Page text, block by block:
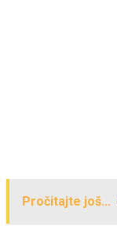
Pročitajte još...